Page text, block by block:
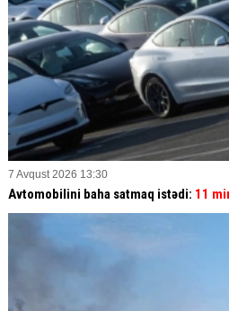
7 Avqust 2026 13:30
Avtomobilini baha satmaq istədi: 11